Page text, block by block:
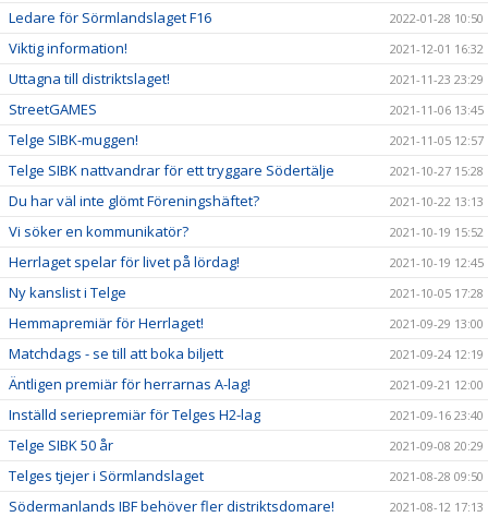
Ledare för Sörmlandslaget F16 2022-01-28 10:50
Viktig information! 2021-12-01 16:32
Uttagna till distriktslaget! 2021-11-23 23:29
StreetGAMES 2021-11-06 13:45
Telge SIBK-muggen! 2021-11-05 12:57
Telge SIBK nattvandrar för ett tryggare Södertälje 2021-10-27 15:28
Du har väl inte glömt Föreningshäftet? 2021-10-22 13:13
Vi söker en kommunikatör? 2021-10-19 15:52
Herrlaget spelar för livet på lördag! 2021-10-19 12:45
Ny kanslist i Telge 2021-10-05 17:28
Hemmapremiär för Herrlaget! 2021-09-29 13:00
Matchdags - se till att boka biljett 2021-09-24 12:19
Äntligen premiär för herrarnas A-lag! 2021-09-21 12:00
Inställd seriepremiär för Telges H2-lag 2021-09-16 23:40
Telge SIBK 50 år 2021-09-08 20:29
Telges tjejer i Sörmlandslaget 2021-08-28 09:50
Södermanlands IBF behöver fler distriktsdomare! 2021-08-12 17:13